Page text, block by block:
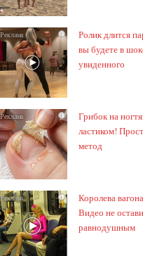
i
Ролик длится
вы будете в
увиденного
i
Грибок на
ластиком!
метод
i
Королева
Видео не
равнодушным